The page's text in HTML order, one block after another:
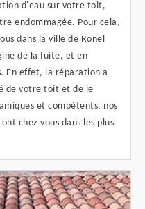
d'eau sur votre toit,
endommagée. Pour cela,
dans la ville de Ronel
de la fuite, et en
En effet, la réparation a
de votre toit et de le
et compétents, nos
chez vous dans les plus